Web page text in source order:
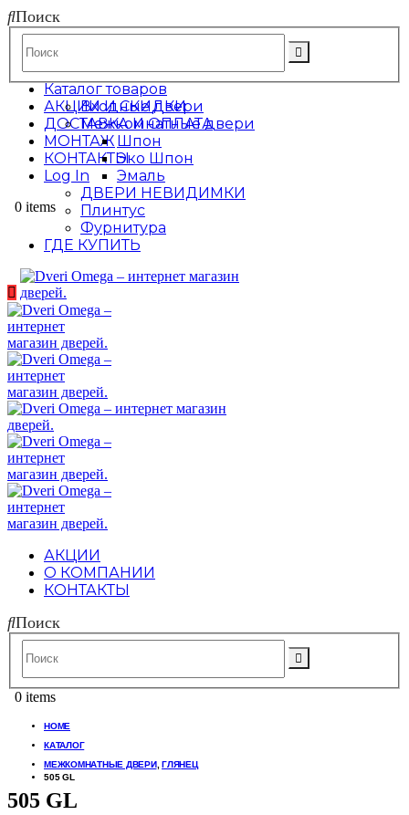
Поиск
АКЦИИ И СКИДКИ
ДОСТАВКА И ОПЛАТА
МОНТАЖ
КОНТАКТЫ
Log In
0 items
Каталог товаров
Входные двери
Межкомнатные двери
Шпон
Эко Шпон
Эмаль
ДВЕРИ НЕВИДИМКИ
Плинтус
Фурнитура
ГДЕ КУПИТЬ
АКЦИИ
О КОМПАНИИ
КОНТАКТЫ
Поиск
0 items
HOME
КАТАЛОГ
МЕЖКОМНАТНЫЕ ДВЕРИ, ГЛЯНЕЦ
505 GL
505 GL